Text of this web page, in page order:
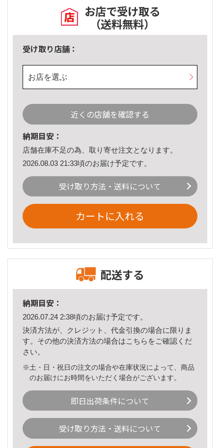
お店で受け取る
（送料無料）
受け取り店舗：
お店を選ぶ
近くの店舗を確認する
納期目安：
店舗在庫不足の為、取り寄せ注文となります。
2026.08.03 21:33頃のお届け予定です。
受け取り方法・送料について
カートに入れる
配送する
納期目安：
2026.07.24 2:38頃のお届け予定です。
決済方法が、クレジット、代金引換の場合に限りま
す。その他の決済方法の場合はこちら をご確認くだ
さい。
※土・日・祝日の注文の場合や在庫状況によって、商品
のお届けにお時間をいただく場合がございます。
即日出荷条件について
受け取り方法・送料について